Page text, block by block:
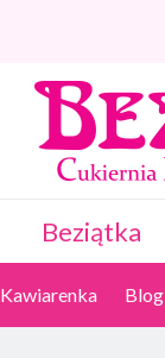
Beziątka
Kawiarenka Blog